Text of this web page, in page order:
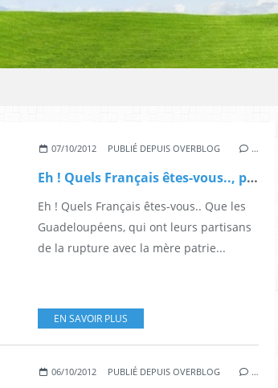
07/10/2012 PUBLIÉ DEPUIS OVERBLOG …
Eh ! Quels Français êtes-vous.., par Eric Nogard.
Eh ! Quels Français êtes-vous.. Que les
Guadeloupéens, qui ont leurs partisans
de la rupture avec la mère patrie...
EN SAVOIR PLUS
06/10/2012 PUBLIÉ DEPUIS OVERBLOG …